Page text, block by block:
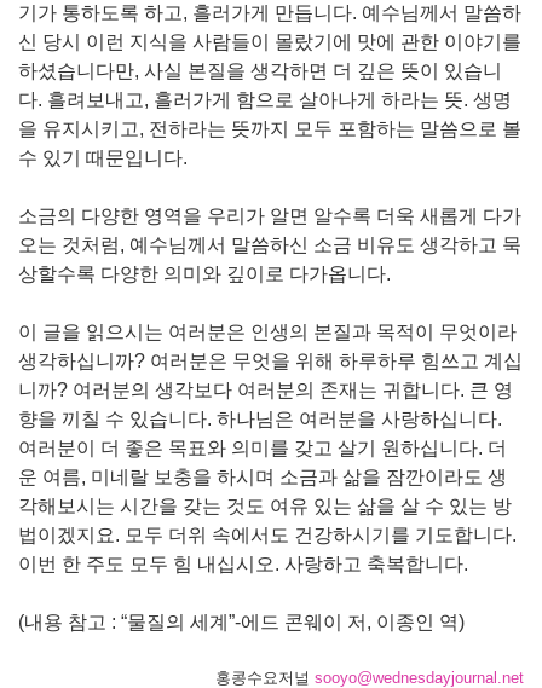
기가 통하도록 하고, 흘러가게 만듭니다. 예수님께서 말씀하
신 당시 이런 지식을 사람들이 몰랐기에 맛에 관한 이야기를
하셨습니다만, 사실 본질을 생각하면 더 깊은 뜻이 있습니
다. 흘려보내고, 흘러가게 함으로 살아나게 하라는 뜻. 생명
을 유지시키고, 전하라는 뜻까지 모두 포함하는 말씀으로 볼
수 있기 때문입니다.
소금의 다양한 영역을 우리가 알면 알수록 더욱 새롭게 다가
오는 것처럼, 예수님께서 말씀하신 소금 비유도 생각하고 묵
상할수록 다양한 의미와 깊이로 다가옵니다.
이 글을 읽으시는 여러분은 인생의 본질과 목적이 무엇이라
생각하십니까? 여러분은 무엇을 위해 하루하루 힘쓰고 계십
니까? 여러분의 생각보다 여러분의 존재는 귀합니다. 큰 영
향을 끼칠 수 있습니다. 하나님은 여러분을 사랑하십니다.
여러분이 더 좋은 목표와 의미를 갖고 살기 원하십니다. 더
운 여름, 미네랄 보충을 하시며 소금과 삶을 잠깐이라도 생
각해보시는 시간을 갖는 것도 여유 있는 삶을 살 수 있는 방
법이겠지요. 모두 더위 속에서도 건강하시기를 기도합니다.
이번 한 주도 모두 힘 내십시오. 사랑하고 축복합니다.
(내용 참고 : “물질의 세계”-에드 콘웨이 저, 이종인 역)
홍콩수요저널 sooyo@wednesdayjournal.net